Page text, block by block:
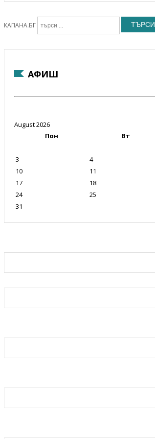
КАПАНА.БГ ТЪРСИ
АФИШ
August 2026
Пон
Вт
3
4
10
11
17
18
24
25
31